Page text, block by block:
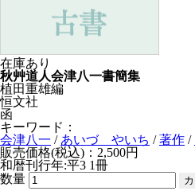
在庫あり
秋艸道人会津八一書簡集
植田重雄編
恒文社
函
キーワード：
会津八一 / あいづ やいち /著作 /
販売価格(税込)：2,500円
和暦刊行年:平3 1冊
数量